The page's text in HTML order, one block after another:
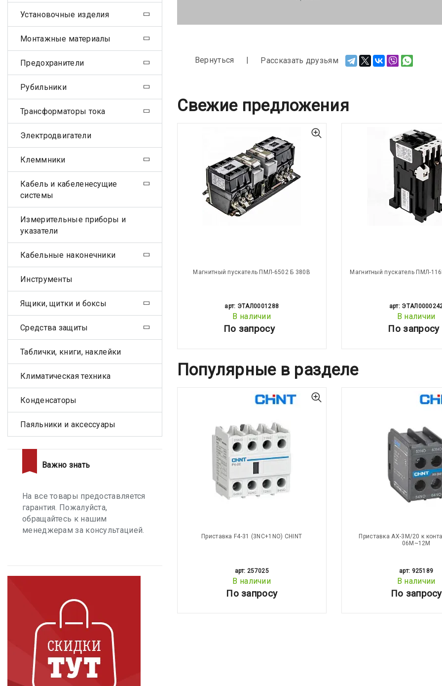
Вернуться Рассказать друзьям
Свежие предложения
Магнитный пускатель ПМЛ-6502 Б 380В
арт: ЭТАЛ0001288
В наличии
По запросу
Магнитный пускатель ПМЛ-
арт:
В наличии
По запросу
Популярные в разделе
Приставка F4-31 (3NC+1NO) CHINT
арт: 257025
В наличии
По запросу
Приставка AX-3M/20 к
06M~12M
арт: 925189
В наличии
По запросу
Установочные изделия
Монтажные материалы
Предохранители
Рубильники
Трансформаторы тока
Электродвигатели
Клеммники
Кабель и кабеленесущие
системы
Измерительные приборы и
указатели
Кабельные наконечники
Инструменты
Ящики, щитки и боксы
Средства защиты
Таблички, книги, наклейки
Климатическая техника
Конденсаторы
Паяльники и аксессуары
Важно знать
На все товары предоставляется
гарантия. Пожалуйста,
обращайтесь к нашим
менеджерам за консультацией.